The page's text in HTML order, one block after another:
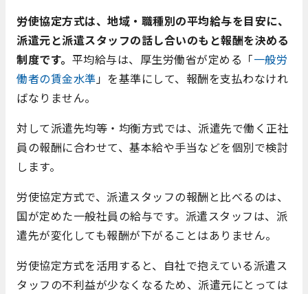
労使協定方式は、地域・職種別の平均給与を目安に、
派遣元と派遣スタッフの話し合いのもと報酬を決める
制度です。 平均給与は、厚生労働省が定める「一般労
働者の賃金水準」を基準にして、報酬を支払わなけれ
ばなりません。
対して派遣先均等・均衡方式では、派遣先で働く正社
員の報酬に合わせて、基本給や手当などを個別で検討
します。
労使協定方式で、派遣スタッフの報酬と比べるのは、
国が定めた一般社員の給与です。派遣スタッフは、派
遣先が変化しても報酬が下がることはありません。
労使協定方式を活用すると、自社で抱えている派遣ス
タッフの不利益が少なくなるため、派遣元にとっては